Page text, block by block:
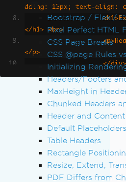
Rendering & Layout
Bootstrap / Flex /
Pixel Perfect HTML
CSS Page Breaks
CSS @page Rules
Initializing
Headers/Footers
MaxHeight in
Chunked Headers
Header and
Default Placeholders
Table Headers
Rectangle
Resize, Extend,
PDF Differs from
dding: 15px; text-align:
                    <h1>Example header
</h1> <br>
                    <p>Header content
</p>
// Enable the
PdfDocument pdf = renderer
sPdf( "<h1>Main HTML
.SaveAs(